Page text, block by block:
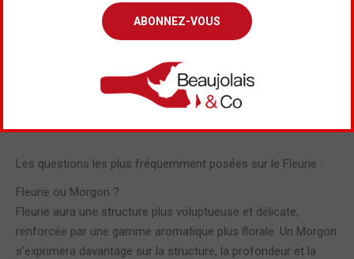
Quel est l’apogée d’un Fleurie ?
5 ans en moyenne
Combien de temps se conserve un Fleurie ?
Certains vins de Fleurie, notamment ceux de bas de pente où
le terrain est davantage argileux et profond sont aptes au
Les questions les plus fréquemment posées sur le Fleurie :
Fleurie ou Morgon ?
Fleurie aura une structure plus voluptueuse et délicate,
renforcée par une gamme aromatique plus florale. Un Morgon
s’exprimera davantage sur la structure, la profondeur et la